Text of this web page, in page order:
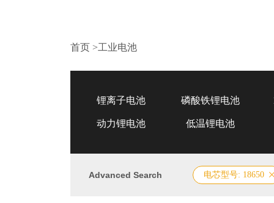
首页 >工业电池
锂离子电池 磷酸铁锂电池
动力锂电池 低温锂电池
Advanced Search 电芯型号: 18650